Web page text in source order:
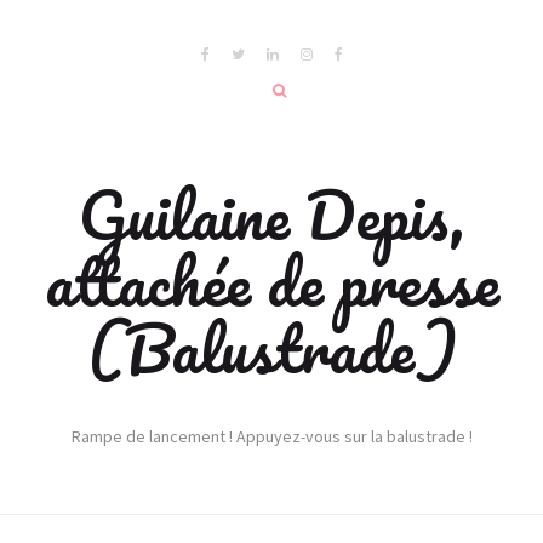
Guilaine Depis,
attachée de presse
(Balustrade)
Rampe de lancement ! Appuyez-vous sur la balustrade !